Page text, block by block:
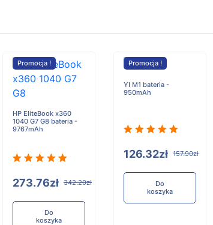
Promocja !
HP EliteBook x360
1040 G7 G8 bateria -
9767mAh
273.76zł 342.20zł
Do
koszyka
Promocja !
YI M1 bateria -
950mAh
126.32zł 157.90zł
Do
koszyka